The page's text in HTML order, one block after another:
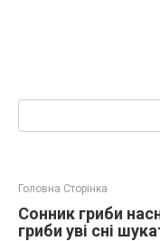
Пошук:
Головна Сторінка
Сонник гриби
гриби уві сні